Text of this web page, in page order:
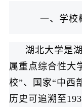
一、学校
湖北大学是
属重点综合性大
校”、国家“中西
历史可追溯至